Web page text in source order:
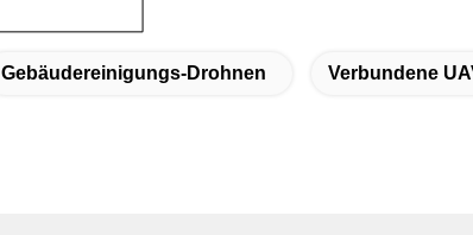
Gebäudereinigungs-Drohnen Verbundene